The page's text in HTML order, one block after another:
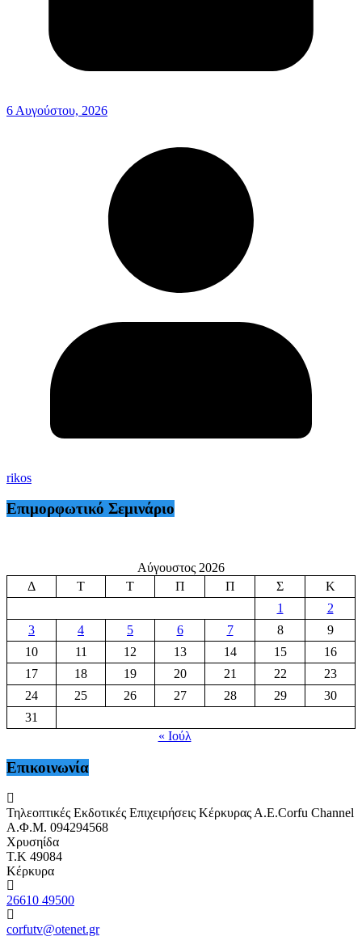
6 Αυγούστου, 2026
rikos
Επιμορφωτικό Σεμινάριο
Αύγουστος 2026
Δ
Τ Τ Π Π Σ
Κ
1
2
3
4 5 6 7 8
9
10
11 12 13 14 15
16
17
18 19 20 21 22
23
24
25 26 27 28 29
30
31
« Ιούλ
Επικοινωνία
Τηλεοπτικές Εκδοτικές Επιχειρήσεις Κέρκυρας Α.Ε.Corfu Channel
Α.Φ.Μ. 094294568
Χρυσηίδα
Τ.Κ 49084
Κέρκυρα
26610 49500
corfutv@otenet.gr